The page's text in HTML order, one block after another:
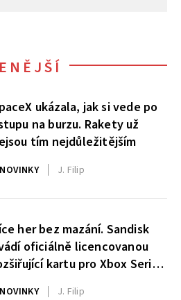
ukázala, jak si vede po
na burzu. Rakety už
tím nejdůležitějším
NOVINKY J. Filip
her bez mazání. Sandisk
oficiálně licencovanou
kartu pro Xbox Series
NOVINKY J. Filip